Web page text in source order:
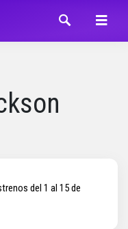
del 1 al 15 de